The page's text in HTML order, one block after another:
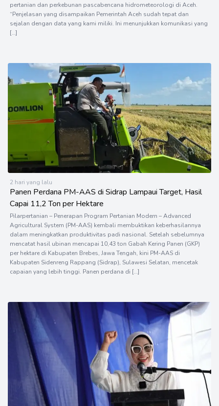
pertanian dan perkebunan pascabencana hidrometeorologi di Aceh.
“Penjelasan yang disampaikan Pemerintah Aceh sudah tepat dan
sejalan dengan data yang kami miliki. Ini menunjukkan komunikasi yang
[…]
2 hari yang lalu
Panen Perdana PM-AAS di Sidrap Lampaui Target, Hasil
Capai 11,2 Ton per Hektare
Pilarpertanian – Penerapan Program Pertanian Modern – Advanced
Agricultural System (PM-AAS) kembali membuktikan keberhasilannya
dalam meningkatkan produktivitas padi nasional. Setelah sebelumnya
mencatat hasil ubinan mencapai 10,43 ton Gabah Kering Panen (GKP)
per hektare di Kabupaten Brebes, Jawa Tengah, kini PM-AAS di
Kabupaten Sidenreng Rappang (Sidrap), Sulawesi Selatan, mencetak
capaian yang lebih tinggi. Panen perdana di […]